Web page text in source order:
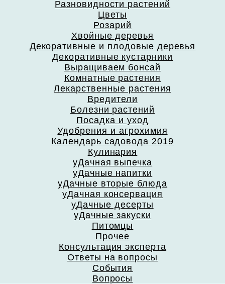
Разновидности растений
Цветы
Розарий
Хвойные деревья
Декоративные и плодовые деревья
Декоративные кустарники
Выращиваем бонсай
Комнатные растения
Лекарственные растения
Вредители
Болезни растений
Посадка и уход
Удобрения и агрохимия
Календарь садовода 2019
Кулинария
уДачная выпечка
уДачные напитки
уДачные вторые блюда
уДачная консервация
уДачные десерты
уДачные закуски
Питомцы
Прочее
Консультация эксперта
Ответы на вопросы
События
Вопросы